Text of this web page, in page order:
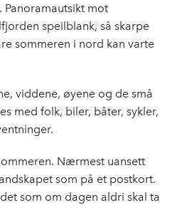
mot
speilblank, så skarpe
sommeren i nord kan varte
viddene, øyene og de små
med folk, biler, båter, sykler,
Nærmest uansett
som på et postkort.
som om dagen aldri skal ta